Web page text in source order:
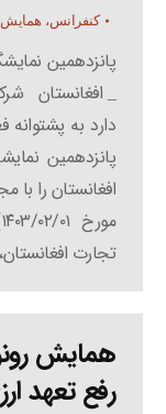
کنفرانس،
پانزدهمین
_ افغانستان
دارد به پشتوانه
پانزدهمین
تجارت
همایش
رفع تعهد